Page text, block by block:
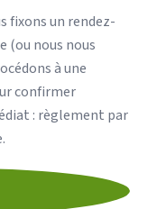
fixons un rendez-
(ou nous nous
à une
confirmer
: règlement par